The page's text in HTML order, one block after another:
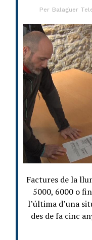
Per Balaguer
Factures de la
5000, 6000 o
l’última d’una
des de fa cinc